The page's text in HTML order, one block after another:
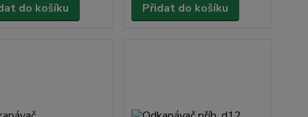
do košíku Přidat do košíku